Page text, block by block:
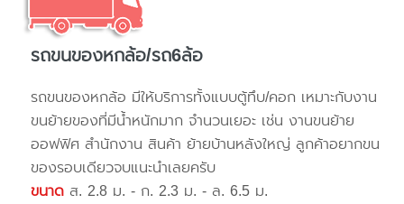
รถขนของหกล้อ/รถ6ล้อ
รถขนของหกล้อ มีให้บริการทั้งแบบตู้ทึบ/คอก เหมาะกับงาน
ขนย้ายของที่มีน้ำหนักมาก จำนวนเยอะ เช่น งานขนย้าย
ออฟฟิศ สำนักงาน สินค้า ย้ายบ้านหลังใหญ่ ลูกค้าอยากขน
ของรอบเดียวจบแนะนำเลยครับ
ขนาด ส. 2.8 ม. - ก. 2.3 ม. - ล. 6.5 ม.